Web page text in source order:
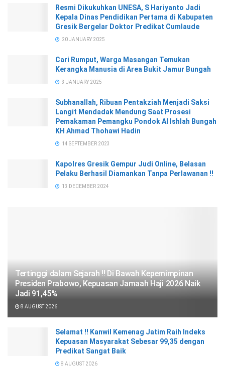
Resmi Dikukuhkan UNESA, S Hariyanto Jadi
Kepala Dinas Pendidikan Pertama di Kabupaten
Gresik Bergelar Doktor Predikat Cumlaude
20 JANUARY 2025
Cari Rumput, Warga Masangan Temukan
Kerangka Manusia di Area Bukit Jamur Bungah
3 JANUARY 2025
Subhanallah, Ribuan Pentakziah Menjadi Saksi
Langit Mendadak Mendung Saat Prosesi
Pemakaman Pemangku Pondok Al Ishlah Bungah
KH Ahmad Thohawi Hadin
14 SEPTEMBER 2023
Kapolres Gresik Gempur Judi Online, Belasan
Pelaku Berhasil Diamankan Tanpa Perlawanan !!
13 DECEMBER 2024
Tertinggi dalam Sejarah !! Di Bawah Kepemimpinan
Presiden Prabowo, Kepuasan Jamaah Haji 2026 Naik
Jadi 91,45%
8 AUGUST 2026
Selamat !! Kanwil Kemenag Jatim Raih Indeks
Kepuasan Masyarakat Sebesar 99,35 dengan
Predikat Sangat Baik
8 AUGUST 2026